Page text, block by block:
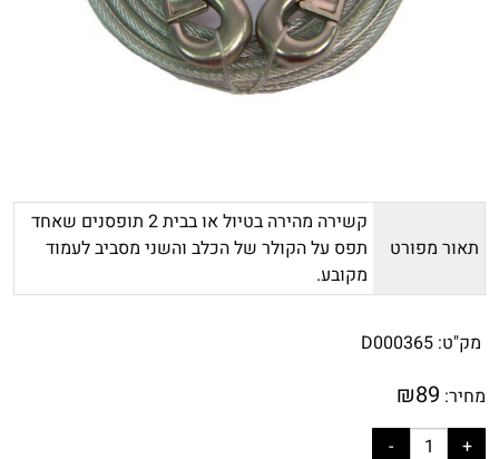
תאור מפורט
קשירה מהירה בטיול או בבית 2 תופסנים שאחד
תפס על הקולר של הכלב והשני מסביב לעמוד
מקובע.
מק"ט: D000365
מחיר:
₪89